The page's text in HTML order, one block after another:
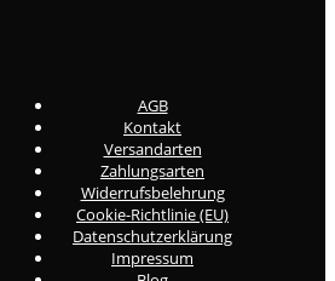
AGB
Kontakt
Versandarten
Zahlungsarten
Widerrufsbelehrung
Cookie-Richtlinie (EU)
Datenschutzerklärung
Impressum